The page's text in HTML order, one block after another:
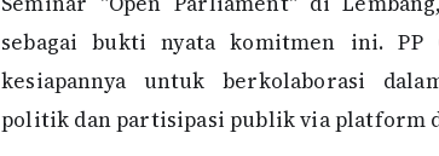
sebagai bukti nyata komitmen ini. PP
kesiapannya untuk berkolaborasi
politik dan partisipasi publik via platform